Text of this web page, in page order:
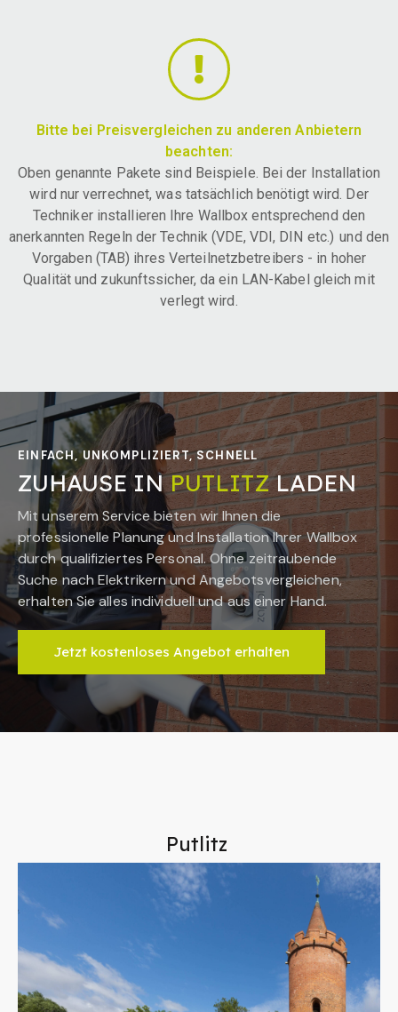
Bitte bei Preisvergleichen zu anderen Anbietern
beachten:
Oben genannte Pakete sind Beispiele. Bei der Installation
wird nur verrechnet, was tatsächlich benötigt wird. Der
Techniker installieren Ihre Wallbox entsprechend den
anerkannten Regeln der Technik (VDE, VDI, DIN etc.) und den
Vorgaben (TAB) ihres Verteilnetzbetreibers - in hoher
Qualität und zukunftssicher, da ein LAN-Kabel gleich mit
verlegt wird.
EINFACH, UNKOMPLIZIERT, SCHNELL
ZUHAUSE INPUTLITZLADEN
Mit unserem Service bieten wir Ihnen die
professionelle Planung und Installation Ihrer Wallbox
durch qualifiziertes Personal. Ohne zeitraubende
Suche nach Elektrikern und Angebotsvergleichen,
erhalten Sie alles individuell und aus einer Hand.
Jetzt kostenloses Angebot erhalten
Putlitz